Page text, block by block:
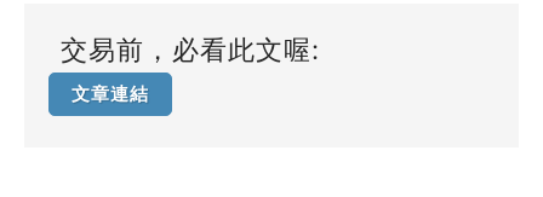
交易前，必看此文喔:
文章連結